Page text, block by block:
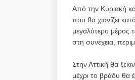
Από την Κυριακή
που θα χιονίζει
μεγαλύτερο μέρος
στη συνέχεια,
Στην Αττική θα
μέχρι το βράδυ θα